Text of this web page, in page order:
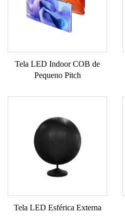
Tela LED Indoor COB de
Pequeno Pitch
Tela LED Esférica Externa